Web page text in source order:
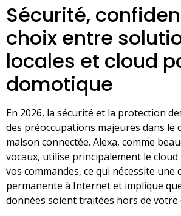
Sécurité,
choix entre
locales et cloud
domotique
En 2026, la sécurité et la protection
des préoccupations majeures dans le
maison connectée. Alexa, comme
vocaux, utilise principalement le
vos commandes, ce qui nécessite une
permanente à Internet et implique
données soient traitées hors de votre